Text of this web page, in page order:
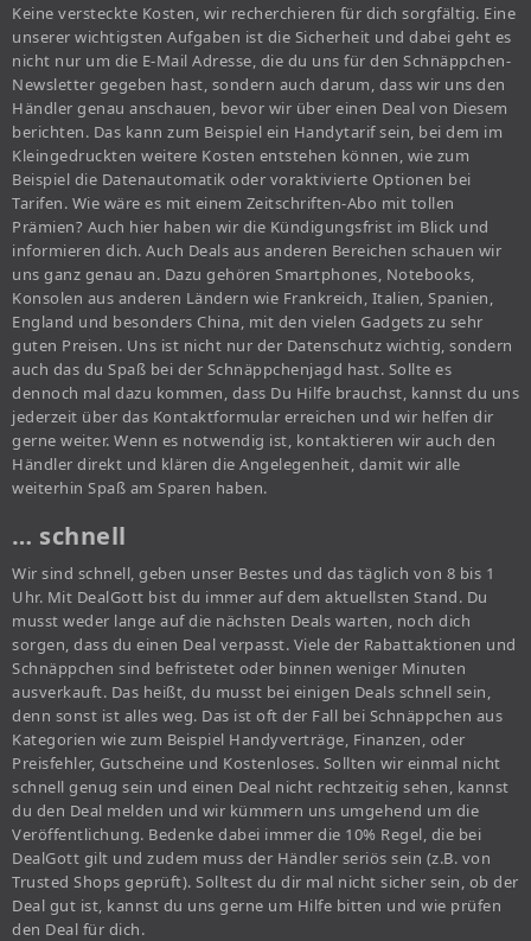
Keine versteckte Kosten, wir recherchieren für dich sorgfältig. Eine
unserer wichtigsten Aufgaben ist die Sicherheit und dabei geht es
nicht nur um die E-Mail Adresse, die du uns für den Schnäppchen-
Newsletter gegeben hast, sondern auch darum, dass wir uns den
Händler genau anschauen, bevor wir über einen Deal von Diesem
berichten. Das kann zum Beispiel ein Handytarif sein, bei dem im
Kleingedruckten weitere Kosten entstehen können, wie zum
Beispiel die Datenautomatik oder voraktivierte Optionen bei
Tarifen. Wie wäre es mit einem Zeitschriften-Abo mit tollen
Prämien? Auch hier haben wir die Kündigungsfrist im Blick und
informieren dich. Auch Deals aus anderen Bereichen schauen wir
uns ganz genau an. Dazu gehören Smartphones, Notebooks,
Konsolen aus anderen Ländern wie Frankreich, Italien, Spanien,
England und besonders China, mit den vielen Gadgets zu sehr
guten Preisen. Uns ist nicht nur der Datenschutz wichtig, sondern
auch das du Spaß bei der Schnäppchenjagd hast. Sollte es
dennoch mal dazu kommen, dass Du Hilfe brauchst, kannst du uns
jederzeit über das Kontaktformular erreichen und wir helfen dir
gerne weiter. Wenn es notwendig ist, kontaktieren wir auch den
Händler direkt und klären die Angelegenheit, damit wir alle
weiterhin Spaß am Sparen haben.
… schnell
Wir sind schnell, geben unser Bestes und das täglich von 8 bis 1
Uhr. Mit DealGott bist du immer auf dem aktuellsten Stand. Du
musst weder lange auf die nächsten Deals warten, noch dich
sorgen, dass du einen Deal verpasst. Viele der Rabattaktionen und
Schnäppchen sind befristetet oder binnen weniger Minuten
ausverkauft. Das heißt, du musst bei einigen Deals schnell sein,
denn sonst ist alles weg. Das ist oft der Fall bei Schnäppchen aus
Kategorien wie zum Beispiel Handyverträge, Finanzen, oder
Preisfehler, Gutscheine und Kostenloses. Sollten wir einmal nicht
schnell genug sein und einen Deal nicht rechtzeitig sehen, kannst
du den Deal melden und wir kümmern uns umgehend um die
Veröffentlichung. Bedenke dabei immer die 10% Regel, die bei
DealGott gilt und zudem muss der Händler seriös sein (z.B. von
Trusted Shops geprüft). Solltest du dir mal nicht sicher sein, ob der
Deal gut ist, kannst du uns gerne um Hilfe bitten und wie prüfen
den Deal für dich.